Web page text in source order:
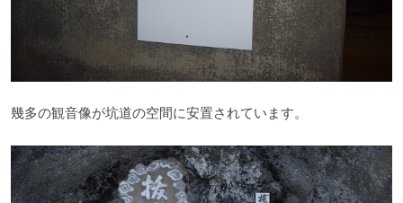
幾多の観音像が坑道の空間に安置されています。